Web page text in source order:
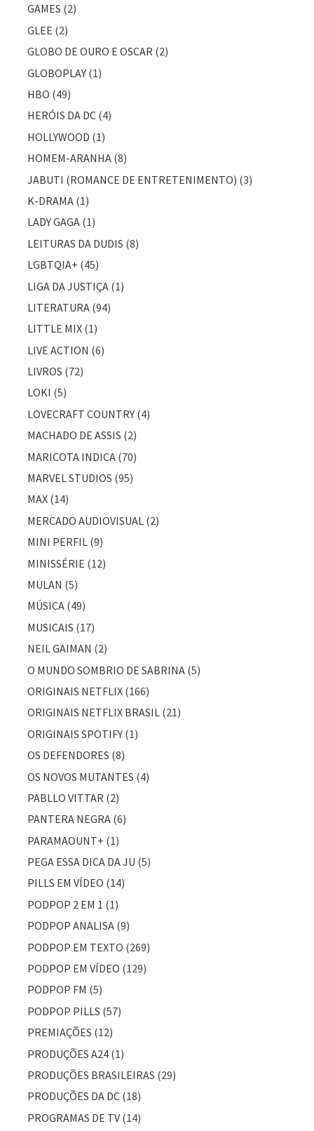
GAMES (2)
GLEE (2)
GLOBO DE OURO E OSCAR (2)
GLOBOPLAY (1)
HBO (49)
HERÓIS DA DC (4)
HOLLYWOOD (1)
HOMEM-ARANHA (8)
JABUTI (ROMANCE DE ENTRETENIMENTO) (3)
K-DRAMA (1)
LADY GAGA (1)
LEITURAS DA DUDIS (8)
LGBTQIA+ (45)
LIGA DA JUSTIÇA (1)
LITERATURA (94)
LITTLE MIX (1)
LIVE ACTION (6)
LIVROS (72)
LOKI (5)
LOVECRAFT COUNTRY (4)
MACHADO DE ASSIS (2)
MARICOTA INDICA (70)
MARVEL STUDIOS (95)
MAX (14)
MERCADO AUDIOVISUAL (2)
MINI PERFIL (9)
MINISSÉRIE (12)
MULAN (5)
MÚSICA (49)
MUSICAIS (17)
NEIL GAIMAN (2)
O MUNDO SOMBRIO DE SABRINA (5)
ORIGINAIS NETFLIX (166)
ORIGINAIS NETFLIX BRASIL (21)
ORIGINAIS SPOTIFY (1)
OS DEFENDORES (8)
OS NOVOS MUTANTES (4)
PABLLO VITTAR (2)
PANTERA NEGRA (6)
PARAMAOUNT+ (1)
PEGA ESSA DICA DA JU (5)
PILLS EM VÍDEO (14)
PODPOP 2 EM 1 (1)
PODPOP ANALISA (9)
PODPOP EM TEXTO (269)
PODPOP EM VÍDEO (129)
PODPOP FM (5)
PODPOP PILLS (57)
PREMIAÇÕES (12)
PRODUÇÕES A24 (1)
PRODUÇÕES BRASILEIRAS (29)
PRODUÇÕES DA DC (18)
PROGRAMAS DE TV (14)